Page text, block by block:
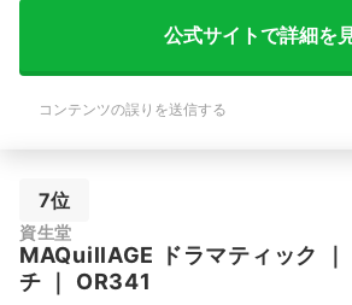
公式サイトで詳細を
コンテンツの誤りを送信する
7位
資生堂
MAQuillAGE ドラマティック
チ
OR341